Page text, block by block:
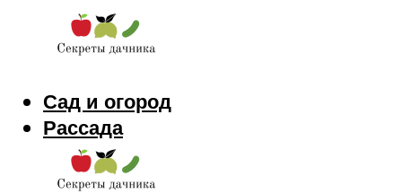
Сад и огород
Рассада
Цветы
Заготовки